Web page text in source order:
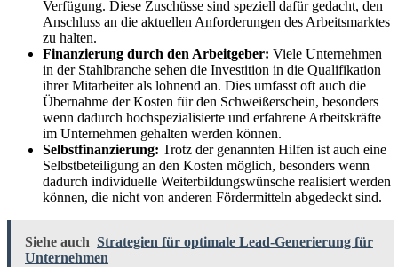
Verfügung. Diese Zuschüsse sind speziell dafür gedacht, den
Anschluss an die aktuellen Anforderungen des Arbeitsmarktes
zu halten.
Finanzierung durch den Arbeitgeber: Viele Unternehmen
in der Stahlbranche sehen die Investition in die Qualifikation
ihrer Mitarbeiter als lohnend an. Dies umfasst oft auch die
Übernahme der Kosten für den Schweißerschein, besonders
wenn dadurch hochspezialisierte und erfahrene Arbeitskräfte
im Unternehmen gehalten werden können.
Selbstfinanzierung: Trotz der genannten Hilfen ist auch eine
Selbstbeteiligung an den Kosten möglich, besonders wenn
dadurch individuelle Weiterbildungswünsche realisiert werden
können, die nicht von anderen Fördermitteln abgedeckt sind.
Siehe auch Strategien für optimale Lead-Generierung für
Unternehmen